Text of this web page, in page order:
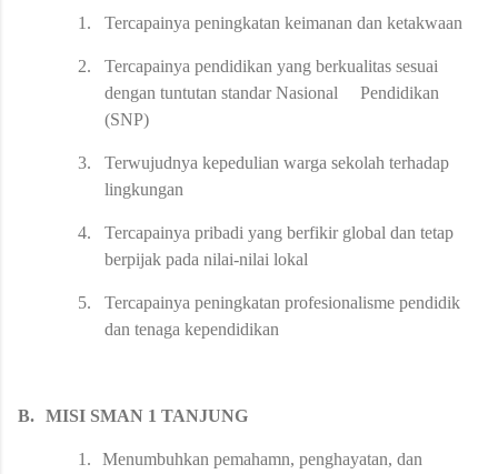
1. Tercapainya peningkatan keimanan dan ketakwaan
2.
Tercapainya pendidikan yang berkualitas sesuai
dengan tuntutan standar Nasional Pendidikan
(SNP)
3.
Terwujudnya kepedulian warga sekolah terhadap
lingkungan
4.
Tercapainya pribadi yang berfikir global dan tetap
berpijak pada nilai-nilai lokal
5.
Tercapainya peningkatan profesionalisme pendidik
dan tenaga kependidikan
B. MISI SMAN 1 TANJUNG
1.
Menumbuhkan pemahamn, penghayatan, dan